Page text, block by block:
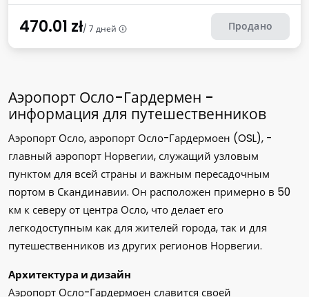
470.01 zł/ 7 дней Продано
Аэропорт Осло-Гардермен -
информация для путешественников
Аэропорт Осло, аэропорт Осло-Гардермоен (OSL), -
главный аэропорт Норвегии, служащий узловым
пунктом для всей страны и важным пересадочным
портом в Скандинавии. Он расположен примерно в 50
км к северу от центра Осло, что делает его
легкодоступным как для жителей города, так и для
путешественников из других регионов Норвегии.
Архитектура и дизайн
Аэропорт Осло-Гардермоен славится своей